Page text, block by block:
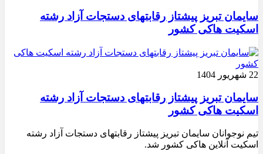
سایمان تبریز پیشتاز رقابتهای دستجات آزاد رشته
اسکیت هاکی کشور
22 شهریور 1404
سایمان تبریز پیشتاز رقابتهای دستجات آزاد رشته
اسکیت هاکی کشور
تیم نوجوانان سایمان تبریز پیشتاز رقابتهای دستجات آزاد رشته
اسکیت آنلاین هاکی کشور شد.